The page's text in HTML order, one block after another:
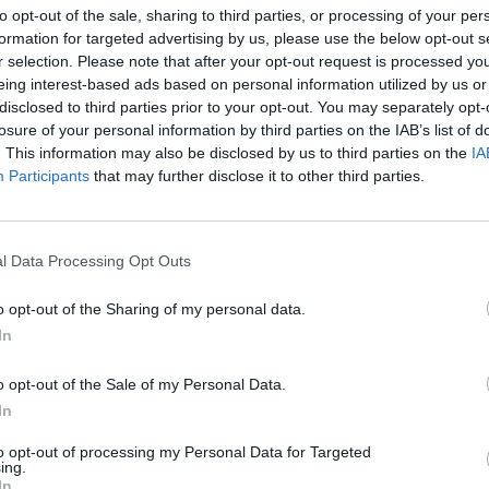
opt-out of the sale, sharing to third parties, or processing of your
for targeted advertising by us, please use the below opt-out
selection. Please note that after your opt-out request is processed
interest-based ads based on personal information utilized by us
to third parties prior to your opt-out. You may separately
of your personal information by third parties on the IAB’s list of
This information may also be disclosed by us to third parties on the
Participants that may further disclose it to other third parties.
Data Processing Opt Outs
opt-out of the Sharing of my personal data.
opt-out of the Sale of my Personal Data.
opt-out of processing my Personal Data for Targeted
apie 20 815 naujų užsikrėtimo koronavirusu
Angela Merkel Brexit tik Lrytas.TV
Sinoptikai atsakė, kokiais orais užbaigsime
Dėl rekordiškai žemo Dunojaus vandens